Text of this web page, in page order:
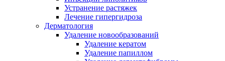
Устранение растяжек
Лечение гипергидроза
Дерматология
Удаление новообразований
Удаление кератом
Удаление папиллом